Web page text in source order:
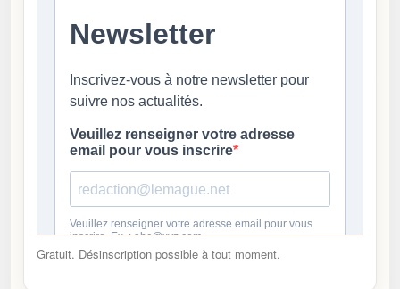
Gratuit. Désinscription possible à tout moment.